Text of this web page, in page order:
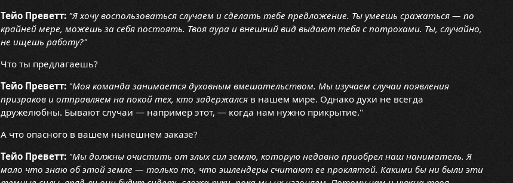
Тейо Преветт: "Я хочу воспользоваться случаем и сделать тебе предложение. Ты умеешь сражаться — по
крайней мере, можешь за себя постоять. Твоя аура и внешний вид выдают тебя с потрохами. Ты, случайно,
не ищешь работу?"
Что ты предлагаешь?
Тейо Преветт: "Моя команда занимается духовным вмешательством. Мы изучаем случаи появления
призраков и отправляем на покой тех, кто задержалсяв нашем мире. Однако духи не всегда
дружелюбны. Бывают случаи — например этот, — когда нам нужно прикрытие."
А что опасного в вашем нынешнем заказе?
Тейо Преветт: "Мы должны очистить от злых сил землю, которую недавно приобрел наш наниматель. Я
мало что знаю об этой земле — только то, что эшлендеры считают ее проклятой. Какими бы ни были эти